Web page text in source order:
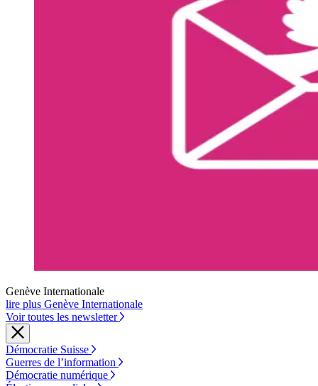
Genève Internationale
lire plus Genève Internationale
Voir toutes les newsletter
Démocratie Suisse
Guerres de l’information
Démocratie numérique